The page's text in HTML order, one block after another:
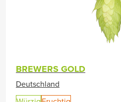
BREWERS GOLD
Deutschland